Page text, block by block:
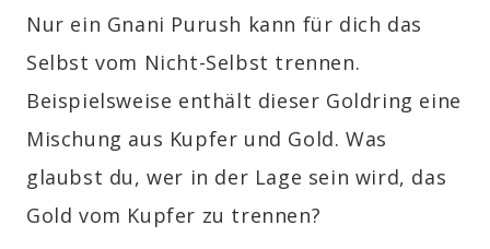
Nur ein Gnani Purush kann für dich das
Selbst vom Nicht-Selbst trennen.
Beispielsweise enthält dieser Goldring eine
Mischung aus Kupfer und Gold. Was
glaubst du, wer in der Lage sein wird, das
Gold vom Kupfer zu trennen?